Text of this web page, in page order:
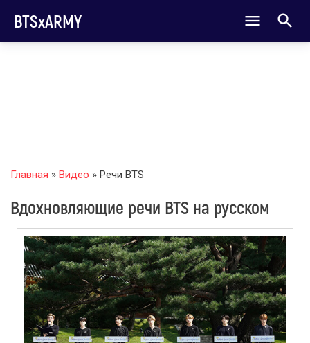
BTSxARMY
Главная » Видео » Речи BTS
Вдохновляющие речи BTS на русском